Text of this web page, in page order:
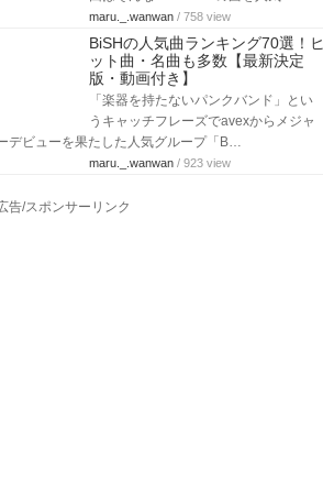
maru._.wanwan / 758 view
BiSHの人気曲ランキング70選！ヒ
ット曲・名曲も多数【最新決定
版・動画付き】
「楽器を持たないパンクバンド」とい
うキャッチフレーズでavexからメジャ
デビューを果たした人気グループ「B…
maru._.wanwan / 923 view
告/スポンサーリンク